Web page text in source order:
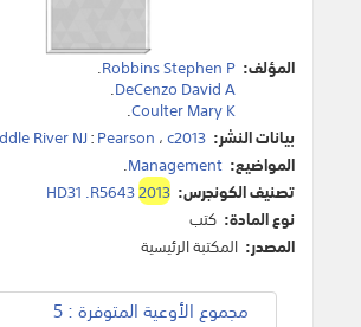
المؤلف: Robbins Stephen P
.
DeCenzo David A
.
Coulter Mary K
.
بيانات النشر:
River NJ:Pearson ،c2013
المواضيع: Management
.
تصنيف الكونجرس:
HD31 .R56432013
نوع المادة: كتب
المصدر: المكتبة الرئيسية
مجموع الأوعية المتوفرة : 5